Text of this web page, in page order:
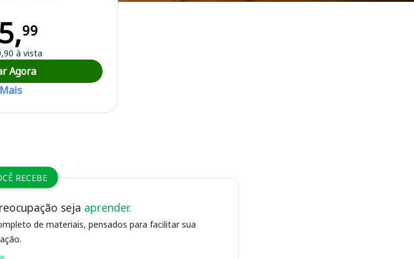
99
à vista
Agora
RECEBE
seja aprender.
de materiais, pensados para facilitar sua